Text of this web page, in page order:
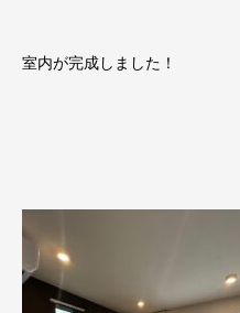
室内が完成しました！